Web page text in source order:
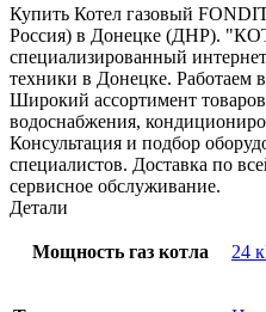
Купить Котел газовый
Россия) в Донецке (ДНР).
специализированный
техники в Донецке. Работаем
Широкий ассортимент
водоснабжения,
Консультация и подбор
специалистов. Доставка по
сервисное обслуживание.
Детали
Мощность газ котла 24